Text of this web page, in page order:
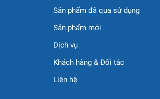
Sản phẩm đã qua sử dụng
Sản phẩm mới
Dịch vụ
Khách hàng & Đối tác
Liên hệ